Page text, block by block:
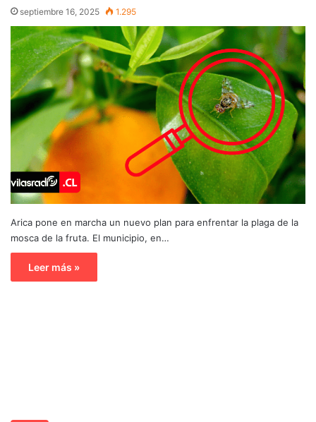
septiembre 16, 2025 1.295
Arica pone en marcha un nuevo plan para enfrentar la plaga de la
mosca de la fruta. El municipio, en…
Leer más »